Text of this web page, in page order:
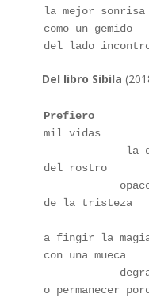
la mejor sonrisa
como un gemido
del lado
Del libro Sibila
Prefiero
mil vidas
del rostro
de la tristeza
a fingir la
con una mueca
o permanecer